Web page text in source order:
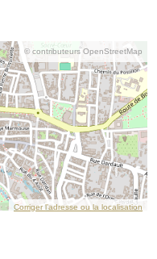
© contributeurs OpenStreetMap
Corriger l’adresse ou la localisation